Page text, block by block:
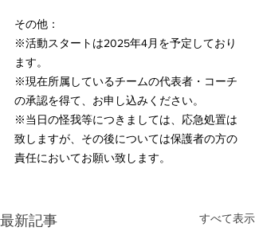
その他：
※活動スタートは2025年4月を予定しており
ます。
※現在所属しているチームの代表者・コーチ
の承認を得て、お申し込みください。
※当日の怪我等につきましては、応急処置は
致しますが、その後については保護者の方の
責任においてお願い致します。
最新記事 すべて表示